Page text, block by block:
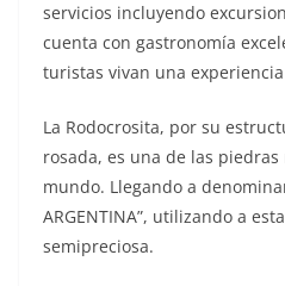
servicios incluyendo
cuenta con gastronomía
turistas vivan una
La Rodocrosita, por su
rosada, es una de las
mundo. Llegando a
ARGENTINA”, utilizando a
semipreciosa.